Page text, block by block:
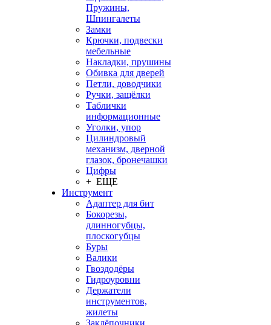
Пружины,
Шпингалеты
Замки
Крючки, подвески
мебельные
Накладки, прушины
Обивка для дверей
Петли, доводчики
Ручки, защёлки
Таблички
информационные
Уголки, упор
Цилиндровый
механизм, дверной
глазок, бронечашки
Цифры
+ ЕЩЕ
Инструмент
Адаптер для бит
Бокорезы,
длинногубцы,
плоскогубцы
Буры
Валики
Гвоздодёры
Гидроуровни
Держатели
инструментов,
жилеты
Заклёпочники